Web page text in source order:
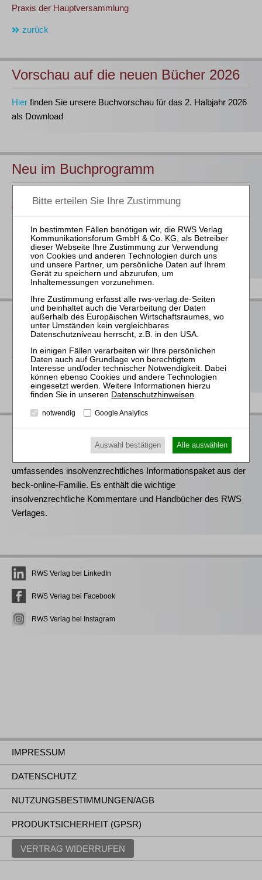
Praxis der Hauptversammlung
zurück
Vorschau auf die neuen Bücher 2026
Hier finden Sie unsere Buchvorschau für das 2. Halbjahr 2026
als Download
Neu im Buchprogramm
WpÜG – Kommentar zum Wertpapiererwerbs- und
289,00 €
Bestellen
RWS bei Juris
erhalten Sie deshalb auch im Rahmen ausgewählter juris-
Produkte.
RWS bei beck-online
Insolvenzrecht RWSbei beck-online ist ein
umfassendes insolvenzrechtliches Informationspaket aus der
beck-online-Familie. Es enthält die wichtige
insolvenzrechtliche Kommentare und Handbücher des RWS
Verlages.
RWS Verlag bei LinkedIn
RWS Verlag bei Facebook
RWS Verlag bei Instagram
IMPRESSUM
DATENSCHUTZ
NUTZUNGSBESTIMMUNGEN/AGB
PRODUKTSICHERHEIT (GPSR)
VERTRAG WIDERRUFEN
Datenschutzhinweisen.
notwendig Google Analytics
Auswahl bestätigen Alle auswählen